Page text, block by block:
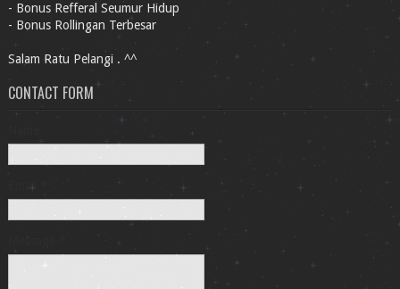
- Bonus Refferal Seumur Hidup
- Bonus Rollingan Terbesar
Salam Ratu Pelangi . ^^
CONTACT FORM
Email
Message